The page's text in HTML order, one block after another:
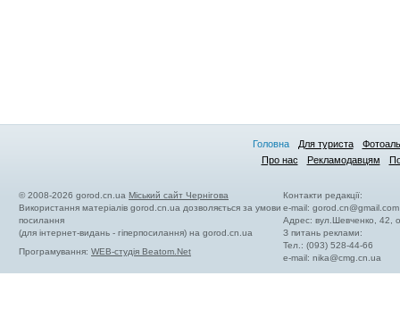
Головна Для туриста
Про нас
Рекламодавцям
© 2008-2026 gorod.cn.ua Міський сайт Чернігова
Використання матеріалів gorod.cn.ua дозволяється за умови
посилання
(для інтернет-видань - гіперпосилання) на gorod.cn.ua
Програмування: WEB-студія Beatom.Net
Контакти редакції:
e-mail:gorod.cn@gmail.com
Адрес: вул.Шевченко, 42,
З питань реклами:
Тел.: (093) 528-44-66
e-mail:nika@cmg.cn.ua